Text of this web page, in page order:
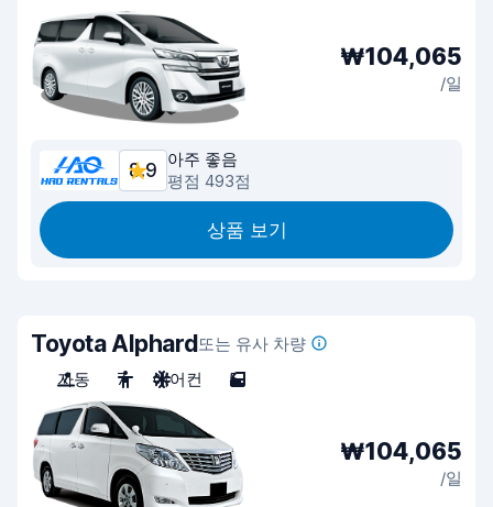
₩104,065
/일
8.9
아주 좋음
평점 493점
상품 보기
Toyota Alphard또는 유사 차량
자동
7 에어컨 5
₩104,065
/일